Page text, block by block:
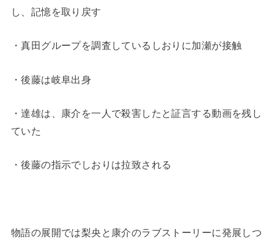
し、記憶を取り戻す
・真田グループを調査しているしおりに加瀬が接触
・後藤は岐阜出身
・達雄は、康介を一人で殺害したと証言する動画を残し
ていた
・後藤の指示でしおりは拉致される
物語の展開では梨央と康介のラブストーリーに発展しつ